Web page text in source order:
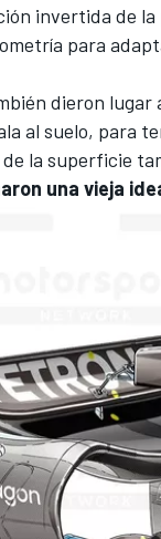
invertida de
para
dieron lugar
al suelo, para
la superficie
una vieja